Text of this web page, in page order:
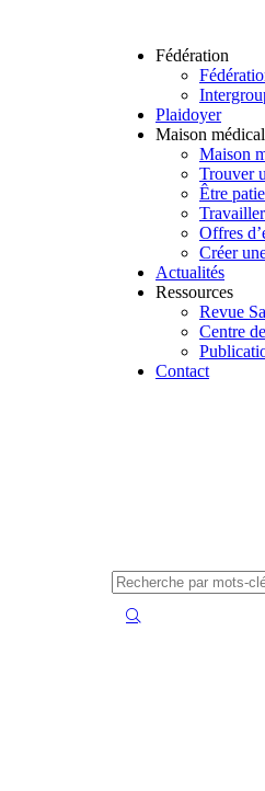
Fédération
Plaidoyer
Maison
Maison
Trouver
Être
Offres
Créer
Actualités
Ressources
Revue
Centre
Contact